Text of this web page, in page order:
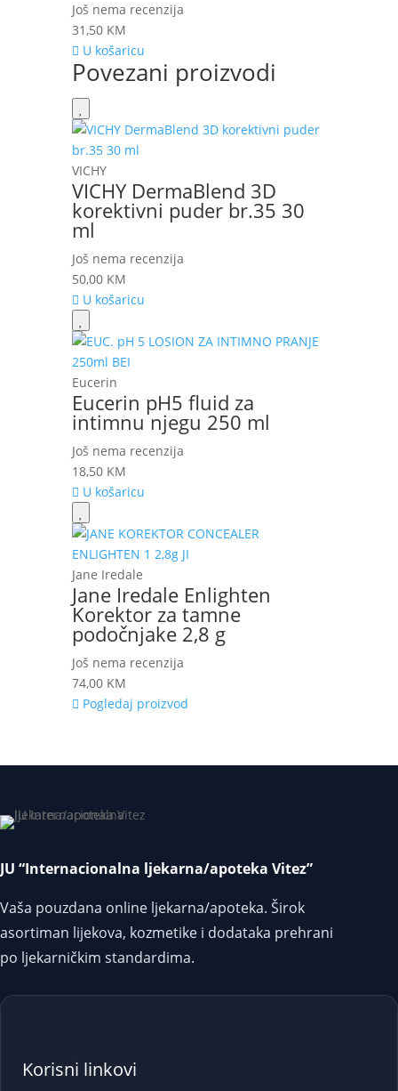
Još nema recenzija
31,50 KM
U košaricu
Povezani proizvodi
VICHY
VICHY DermaBlend 3D
korektivni puder br.35 30
ml
Još nema recenzija
50,00 KM
U košaricu
Eucerin
Eucerin pH5 fluid za
intimnu njegu 250 ml
Još nema recenzija
18,50 KM
U košaricu
Jane Iredale
Jane Iredale Enlighten
Korektor za tamne
podočnjake 2,8 g
Još nema recenzija
74,00 KM
Pogledaj proizvod
JU “Internacionalna ljekarna/apoteka Vitez”
Vaša pouzdana online ljekarna/apoteka. Širok
asortiman lijekova, kozmetike i dodataka prehrani
po ljekarničkim standardima.
Korisni linkovi